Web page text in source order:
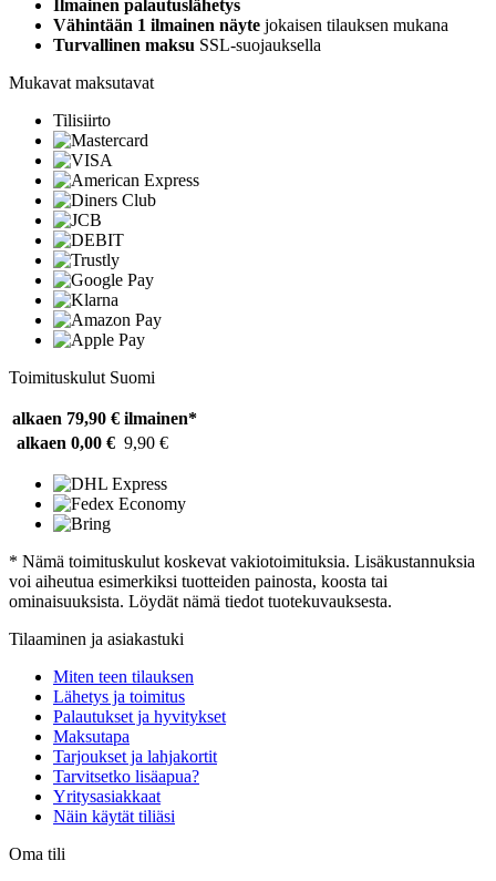
Ilmainen palautuslähetys
Vähintään 1 ilmainen näyte jokaisen tilauksen mukana
Turvallinen maksu SSL-suojauksella
Mukavat maksutavat
Tilisiirto
Toimituskulut Suomi
alkaen 79,90 € ilmainen*
alkaen 0,00 € 9,90 €
* Nämä toimituskulut koskevat vakiotoimituksia. Lisäkustannuksia
voi aiheutua esimerkiksi tuotteiden painosta, koosta tai
ominaisuuksista. Löydät nämä tiedot tuotekuvauksesta.
Tilaaminen ja asiakastuki
Miten teen tilauksen
Lähetys ja toimitus
Palautukset ja hyvitykset
Maksutapa
Tarjoukset ja lahjakortit
Tarvitsetko lisäapua?
Yritysasiakkaat
Näin käytät tiliäsi
Oma tili